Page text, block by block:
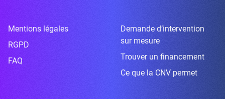
Mentions légales
RGPD
FAQ
Demande d’intervention
sur mesure
Trouver un financement
Ce que la CNV permet